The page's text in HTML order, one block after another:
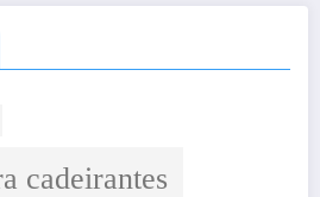
cadeirantes